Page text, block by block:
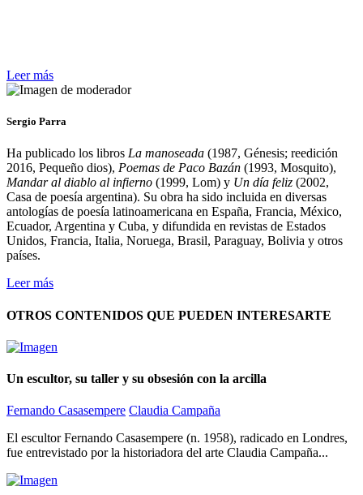
Leer más
Sergio Parra
Ha publicado los libros La manoseada (1987, Génesis; reedición
2016, Pequeño dios), Poemas de Paco Bazán (1993, Mosquito),
Mandar al diablo al infierno (1999, Lom) y Un día feliz (2002,
Casa de poesía argentina). Su obra ha sido incluida en diversas
antologías de poesía latinoamericana en España, Francia, México,
Ecuador, Argentina y Cuba, y difundida en revistas de Estados
Unidos, Francia, Italia, Noruega, Brasil, Paraguay, Bolivia y otros
países.
Leer más
OTROS CONTENIDOS QUE PUEDEN INTERESARTE
Un escultor, su taller y su obsesión con la arcilla
Fernando Casasempere Claudia Campaña
El escultor Fernando Casasempere (n. 1958), radicado en Londres,
fue entrevistado por la historiadora del arte Claudia Campaña...